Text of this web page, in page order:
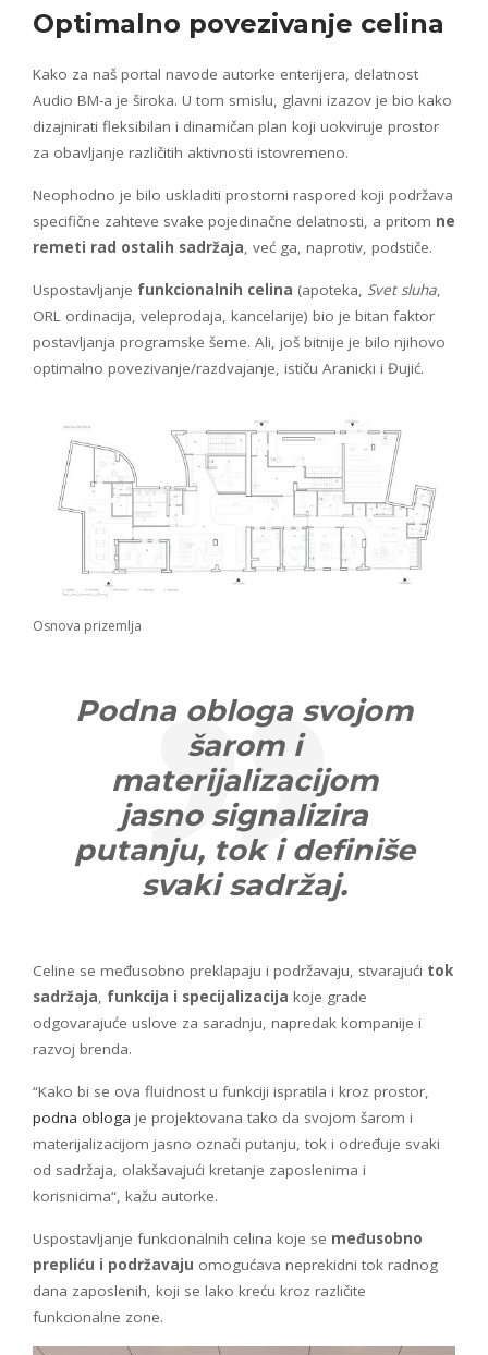
Optimalno povezivanje celina
Kako za naš portal navode autorke enterijera, delatnost
Audio BM-a je široka. U tom smislu, glavni izazov je bio kako
dizajnirati fleksibilan i dinamičan plan koji uokviruje prostor
za obavljanje različitih aktivnosti istovremeno.
Neophodno je bilo uskladiti prostorni raspored koji podržava
specifične zahteve svake pojedinačne delatnosti, a pritom ne
remeti rad ostalih sadržaja, već ga, naprotiv, podstiče.
Uspostavljanje funkcionalnih celina (apoteka, Svet sluha,
ORL ordinacija, veleprodaja, kancelarije) bio je bitan faktor
postavljanja programske šeme. Ali, još bitnije je bilo njihovo
optimalno povezivanje/razdvajanje, ističu Aranicki i Đujić.
Osnova prizemlja
Podna obloga svojom
šarom i
materijalizacijom
jasno signalizira
putanju, tok i definiše
svaki sadržaj.
Celine se međusobno preklapaju i podržavaju, stvarajući tok
sadržaja, funkcija i specijalizacija koje grade
odgovarajuće uslove za saradnju, napredak kompanije i
razvoj brenda.
“Kako bi se ova fluidnost u funkciji ispratila i kroz prostor,
podna obloga je projektovana tako da svojom šarom i
materijalizacijom jasno označi putanju, tok i određuje svaki
od sadržaja, olakšavajući kretanje zaposlenima i
korisnicima“, kažu autorke.
Uspostavljanje funkcionalnih celina koje se međusobno
prepliću i podržavaju omogućava neprekidni tok radnog
dana zaposlenih, koji se lako kreću kroz različite
funkcionalne zone.